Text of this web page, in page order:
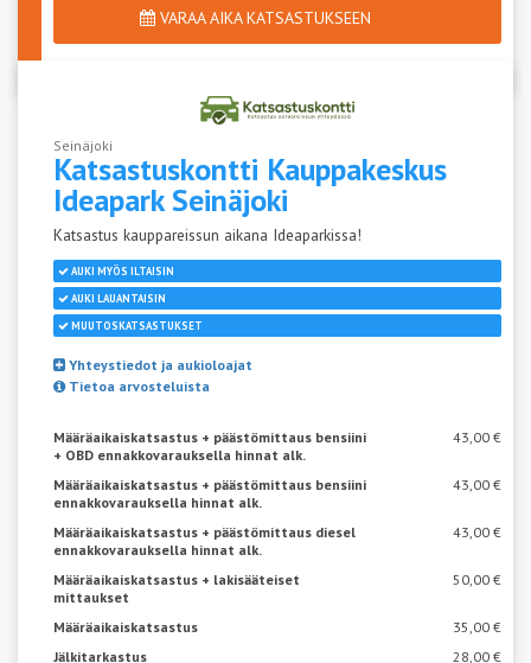
VARAA AIKA KATSASTUKSEEN
Seinäjoki
Katsastuskontti Kauppakeskus
IdeaparkSeinäjoki
Katsastus kauppareissun aikana Ideaparkissa!
AUKI MYÖS ILTAISIN
AUKI LAUANTAISIN
MUUTOSKATSASTUKSET
Yhteystiedot ja aukioloajat
Tietoa arvosteluista
Määräaikaiskatsastus + päästömittaus bensiini
+ OBD ennakkovarauksella hinnat alk.
43,00 €
Määräaikaiskatsastus + päästömittaus bensiini
ennakkovarauksella hinnat alk.
43,00 €
Määräaikaiskatsastus + päästömittaus diesel
ennakkovarauksella hinnat alk.
43,00 €
Määräaikaiskatsastus + lakisääteiset
mittaukset
50,00 €
Määräaikaiskatsastus
35,00 €
Jälkitarkastus
28,00 €